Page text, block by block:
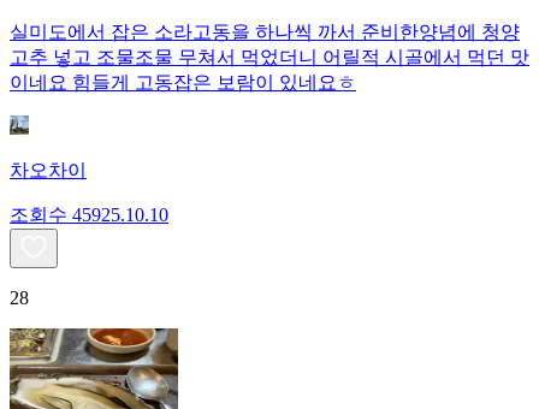
실미도에서 잡은 소라고동을 하나씩 까서 준비한양념에 청양
고추 넣고 조물조물 무쳐서 먹었더니 어릴적 시골에서 먹던 맛
이네요 힘들게 고동잡은 보람이 있네요ㅎ
차오차이
조회수 45925.10.10
28